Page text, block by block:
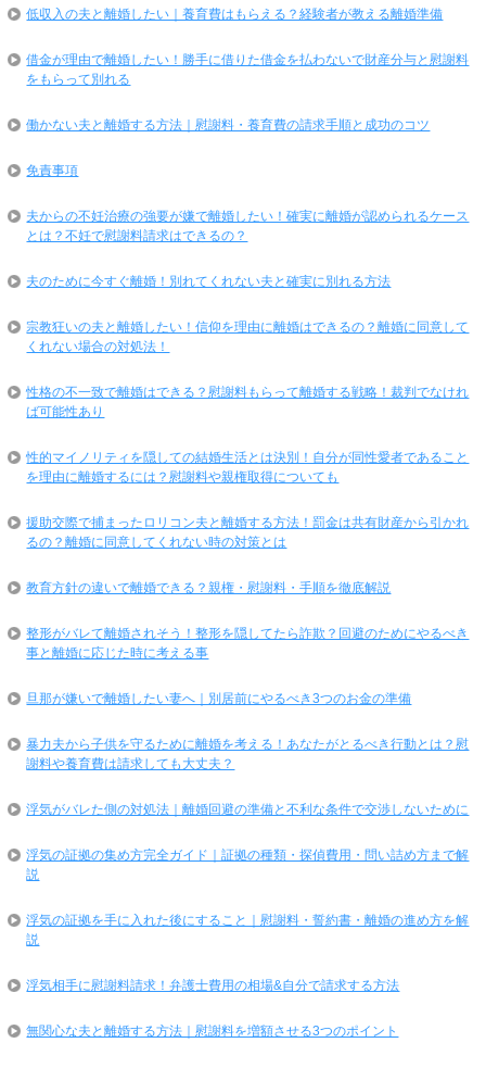
低収入の夫と離婚したい｜養育費はもらえる？経験者が教える離婚準備
借金が理由で離婚したい！勝手に借りた借金を払わないで財産分与と慰謝料
をもらって別れる
働かない夫と離婚する方法｜慰謝料・養育費の請求手順と成功のコツ
免責事項
夫からの不妊治療の強要が嫌で離婚したい！確実に離婚が認められるケース
とは？不妊で慰謝料請求はできるの？
夫のために今すぐ離婚！別れてくれない夫と確実に別れる方法
宗教狂いの夫と離婚したい！信仰を理由に離婚はできるの？離婚に同意して
くれない場合の対処法！
性格の不一致で離婚はできる？慰謝料もらって離婚する戦略！裁判でなけれ
ば可能性あり
性的マイノリティを隠しての結婚生活とは決別！自分が同性愛者であること
を理由に離婚するには？慰謝料や親権取得についても
援助交際で捕まったロリコン夫と離婚する方法！罰金は共有財産から引かれ
るの？離婚に同意してくれない時の対策とは
教育方針の違いで離婚できる？親権・慰謝料・手順を徹底解説
整形がバレて離婚されそう！整形を隠してたら詐欺？回避のためにやるべき
事と離婚に応じた時に考える事
旦那が嫌いで離婚したい妻へ｜別居前にやるべき3つのお金の準備
暴力夫から子供を守るために離婚を考える！あなたがとるべき行動とは？慰
謝料や養育費は請求しても大丈夫？
浮気がバレた側の対処法｜離婚回避の準備と不利な条件で交渉しないために
浮気の証拠の集め方完全ガイド｜証拠の種類・探偵費用・問い詰め方まで解
説
浮気の証拠を手に入れた後にすること｜慰謝料・誓約書・離婚の進め方を解
説
浮気相手に慰謝料請求！弁護士費用の相場&自分で請求する方法
無関心な夫と離婚する方法｜慰謝料を増額させる3つのポイント